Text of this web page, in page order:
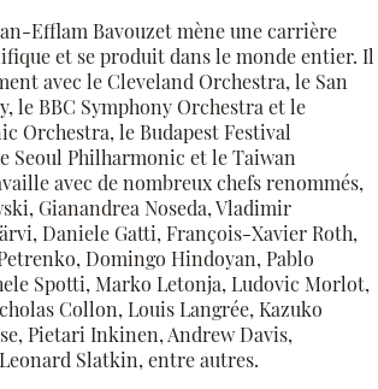
Efflam Bavouzet mène une carrière
et se produit dans le monde entier. Il
avec le Cleveland Orchestra, le San
le BBC Symphony Orchestra et le
Orchestra, le Budapest Festival
Seoul Philharmonic et le Taiwan
avec de nombreux chefs renommés,
Gianandrea Noseda, Vladimir
Daniele Gatti, François-Xavier Roth,
Domingo Hindoyan, Pablo
Spotti, Marko Letonja, Ludovic Morlot,
Collon, Louis Langrée, Kazuko
Pietari Inkinen, Andrew Davis,
Slatkin, entre autres.